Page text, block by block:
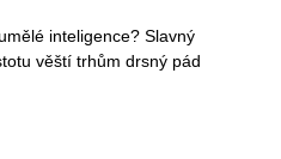
inteligence? Slavný
věští trhům drsný pád